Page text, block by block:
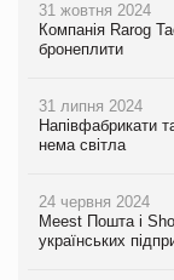
31 жовтня 2024
Компанія Rarog
бронеплити
31 липня 2024
Напівфабрикати
нема світла
24 червня 2024
Meest Пошта і
українських